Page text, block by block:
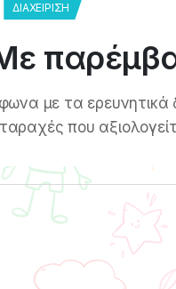
ΔΙΑΧΕΊΡΙΣΗ
με τα ερευνητικά
που